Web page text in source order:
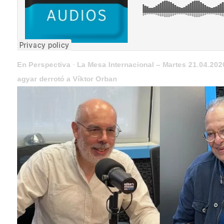
En Perspectiva · La Mesa Internacional – Martes
agyar derrotó a Víktor Orban